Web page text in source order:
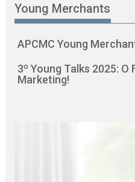
Young Merchants
APCMC Young
3º Young Talks 2025:
Marketing!